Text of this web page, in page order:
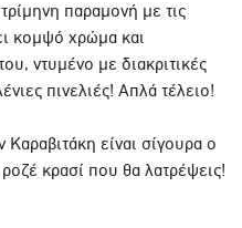
παραμονή με τις
κομψό χρώμα και
ντυμένο με διακριτικές
πινελιές! Απλά τέλειο!
είναι σίγουρα ο
κρασί που θα λατρέψεις!